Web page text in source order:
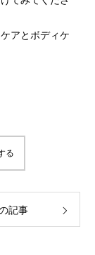
アとボディケ
る
記事